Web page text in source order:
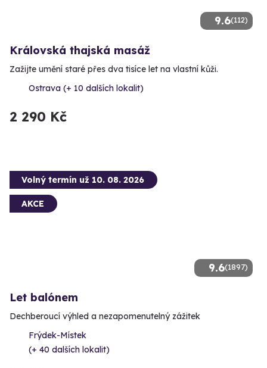
9.6(112)
Královská thajská masáž
Zažijte umění staré přes dva tisíce let na vlastní kůži.
Ostrava (+ 10 dalších lokalit)
2 290 Kč
9.6(1897)
Volný termín už 10. 08. 2026
AKCE
Let balónem
Dechberoucí výhled a nezapomenutelný zážitek
Frýdek-Místek
(+ 40 dalších lokalit)